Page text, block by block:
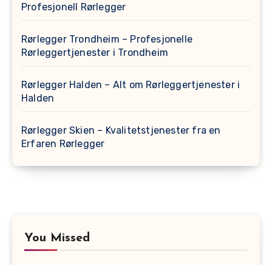
Profesjonell Rørlegger
Rørlegger Trondheim – Profesjonelle
Rørleggertjenester i Trondheim
Rørlegger Halden – Alt om Rørleggertjenester i
Halden
Rørlegger Skien – Kvalitetstjenester fra en
Erfaren Rørlegger
You Missed